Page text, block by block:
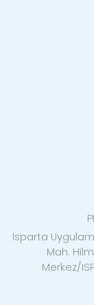
Isparta
Mah.
Merkez/